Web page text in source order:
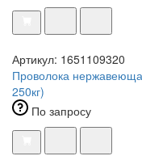
Артикул: 1651109320
Проволока
250кг)
По запросу